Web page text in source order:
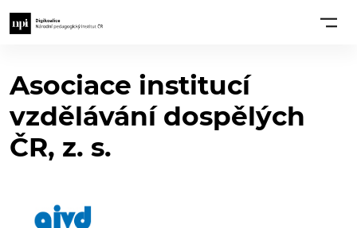
Asociace institucí
vzdělávání dospělých
ČR, z. s.